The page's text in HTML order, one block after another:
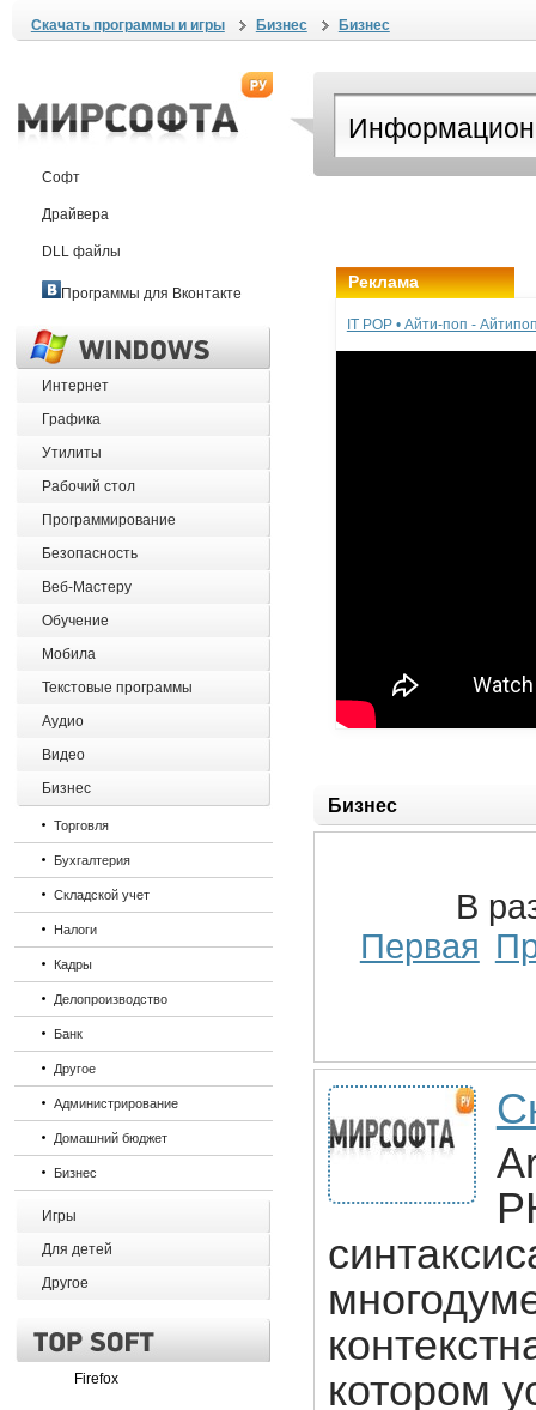
Скачать программы и игры Бизнес Бизнес
Софт
Драйвера
DLL файлы
Программы для Вконтакте
Интернет
Графика
Утилиты
Рабочий стол
Программирование
Безопасность
Веб-Мастеру
Обучение
Мобила
Текстовые программы
Аудио
Видео
Бизнес
Торговля
Бухгалтерия
Складской учет
Налоги
Кадры
Делопроизводство
Банк
Другое
Администрирование
Домашний бюджет
Бизнес
Игры
Для детей
Другое
Firefox
Реклама
IT POP • Айти-поп -
Бизнес
В
Первая
котором